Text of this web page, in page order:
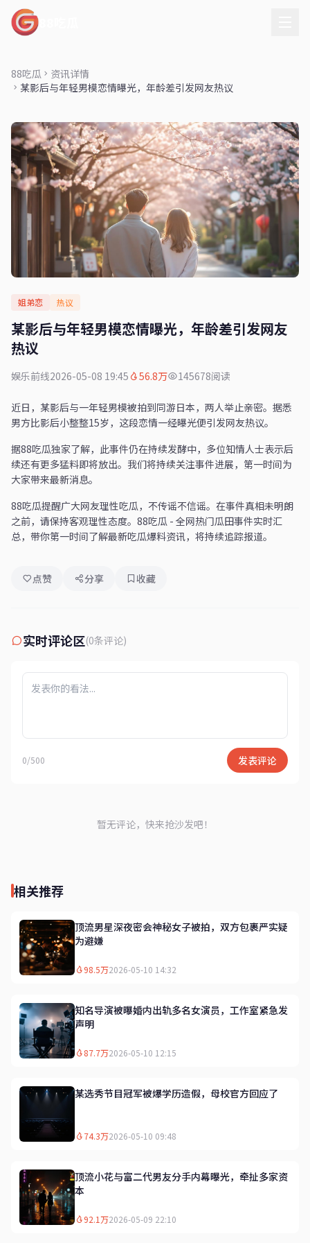
88吃瓜
资讯详情
某影后与年轻男模恋情曝光，年龄差引发网友热议
姐弟恋 热议
某影后与年轻男模恋情曝光，年龄差引发网友
热议
娱乐前线2026-05-08 19:45 56.8万 145678阅读
近日，某影后与一年轻男模被拍到同游日本，两人举止亲密。据悉
男方比影后小整整15岁，这段恋情一经曝光便引发网友热议。
据88吃瓜独家了解，此事件仍在持续发酵中，多位知情人士表示后
续还有更多猛料即将放出。我们将持续关注事件进展，第一时间为
大家带来最新消息。
88吃瓜提醒广大网友理性吃瓜，不传谣不信谣。在事件真相未明朗
之前，请保持客观理性态度。88吃瓜 - 全网热门瓜田事件实时汇
总，带你第一时间了解最新吃瓜爆料资讯，将持续追踪报道。
点赞 分享 收藏
实时评论区(0条评论)
0/500 发表评论
暂无评论，快来抢沙发吧！
相关推荐
顶流男星深夜密会神秘女子被拍，双方包裹严实疑
为避嫌
98.5万2026-05-10 14:32
知名导演被曝婚内出轨多名女演员，工作室紧急发
声明
87.7万2026-05-10 12:15
某选秀节目冠军被爆学历造假，母校官方回应了
74.3万2026-05-10 09:48
顶流小花与富二代男友分手内幕曝光，牵扯多家资
本
92.1万2026-05-09 22:10